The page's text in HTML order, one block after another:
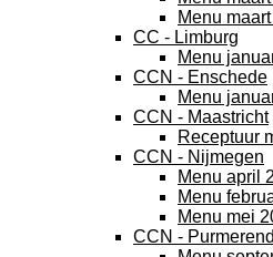
Menu
CC - Limburg
Menu
CCN - Enschede
Menu
CCN - Maastricht
Receptuur
CCN - Nijmegen
Menu april
Menu
Menu mei
CCN - Purmerend